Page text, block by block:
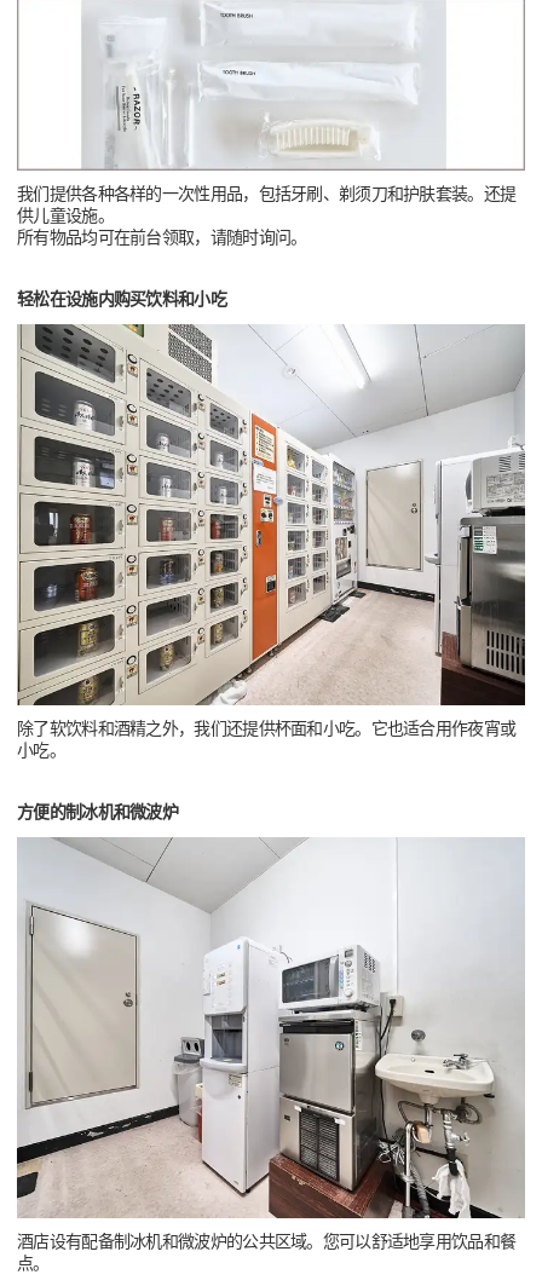
我们提供各种各样的一次性用品，包括牙刷、剃须刀和护肤套装。还提
供儿童设施。
所有物品均可在前台领取，请随时询问。
轻松在设施内购买饮料和小吃
除了软饮料和酒精之外，我们还提供杯面和小吃。它也适合用作夜宵或
小吃。
方便的制冰机和微波炉
酒店设有配备制冰机和微波炉的公共区域。您可以舒适地享用饮品和餐
点。